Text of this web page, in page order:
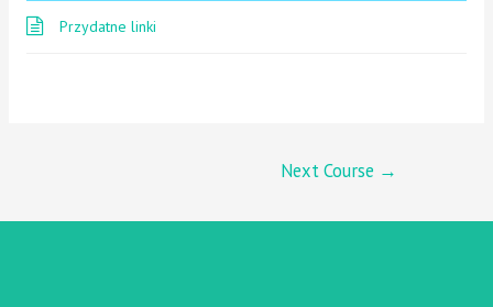
Przydatne linki
NAVIGATION
Next Course →